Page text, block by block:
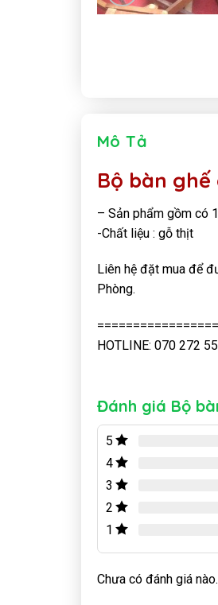
Mô Tả
Bộ bàn
– Sản phẩm gồm có
-Chất liệu : gỗ thịt
Liên hệ đặt mua để
Phòng.
HOTLINE: 070 272
Đánh giá Bộ
5
4
3
2
1
Chưa có đánh giá nào.